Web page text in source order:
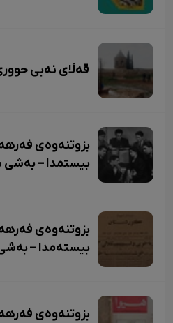
قەڵای نەبی
بزوتنەوەی
بیستمدا – بەشی
بزوتنەوەی
بیستەمدا –
بزوتنەوەی